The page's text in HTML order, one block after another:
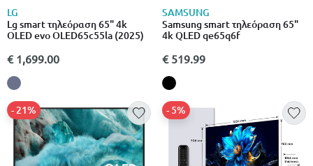
LG
Lg smart τηλεόραση 65" 4k
OLED evo OLED65c55la (2025)
€ 1,699.00
SAMSUNG
Samsung smart τηλεόραση 65"
4k QLED qe65q6f
€ 519.99
- 21% - 5%